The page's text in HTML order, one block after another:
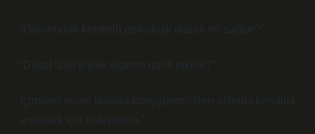
“Görünürlük kontrolü psikolojik olarak ne sağlar?”
“Dijital izler kişilik algısını nasıl etkiler?”
İçimdeki insan burada konuşuyor: “Ben aslında kendimi
anlamak için bakıyorum.”